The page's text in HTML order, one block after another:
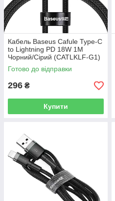
Кабель Baseus Cafule Type-C
to Lightning PD 18W 1M
Чорний/Сірий (CATLKLF-G1)
Готово до відправки
296 ₴
Купити